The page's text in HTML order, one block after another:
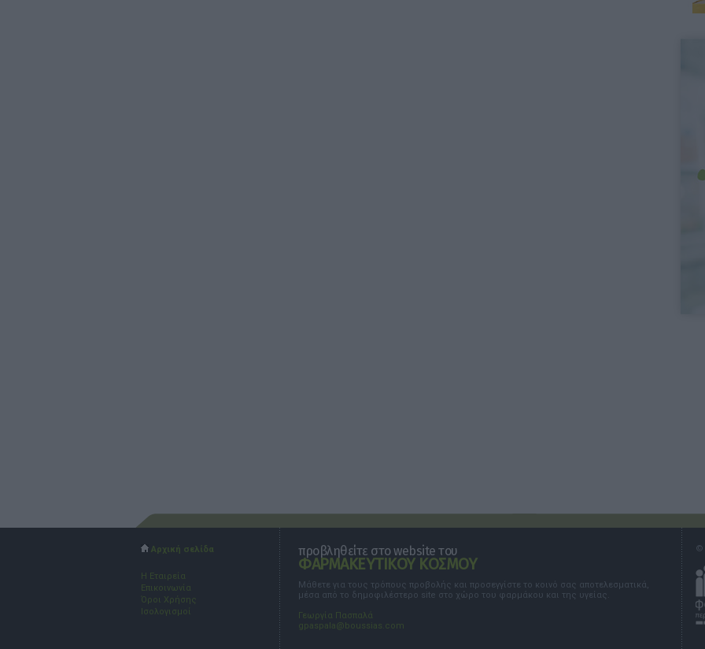
Αρχική σελίδα
Η Εταιρεία
Επικοινωνία
Όροι Χρήσης
Ισολογισμοί
προβληθείτε στο website του
ΦΑΡΜΑΚΕΥΤΙΚΟΥ ΚΟΣΜΟΥ
Μάθετε για τους τρόπους προβολής και προσεγγίστε το κοινό σας αποτελεσματικά,
μέσα από το δημοφιλέστερο site στο χώρο του φαρμάκου και της υγείας.
Γεωργία Πασπαλά
gpaspala@boussias.com
©